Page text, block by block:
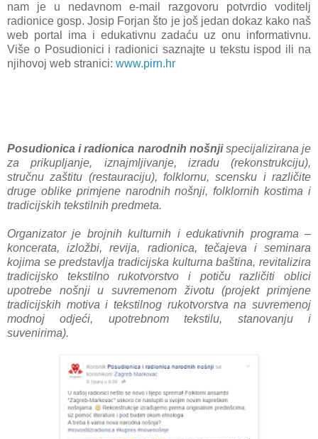
nam je u nedavnom e-mail razgovoru potvrdio voditelj
radionice gosp. Josip Forjan što je još jedan dokaz kako naš
web portal ima i edukativnu zadaću uz onu informativnu.
Više o Posudionici i radionici saznajte u tekstu ispod ili na
njihovoj web stranici: www.pirn.hr
Posudionica i radionica narodnih nošnjispecijalizirana je
za prikupljanje, iznajmljivanje, izradu (rekonstrukciju),
stručnu zaštitu (restauraciju), folklornu, scensku i različite
druge oblike primjene narodnih nošnji, folklornih kostima i
tradicijskih tekstilnih predmeta.
Organizator je brojnih kulturnih i edukativnih programa –
koncerata, izložbi, revija, radionica, tečajeva i seminara
kojima se predstavlja tradicijska kulturna baština, revitalizira
tradicijsko tekstilno rukotvorstvo i potiču različiti oblici
upotrebe nošnji u suvremenom životu (projekt primjene
tradicijskih motiva i tekstilnog rukotvorstva na suvremenoj
modnoj odjeći, upotrebnom tekstilu, stanovanju i
suvenirima).